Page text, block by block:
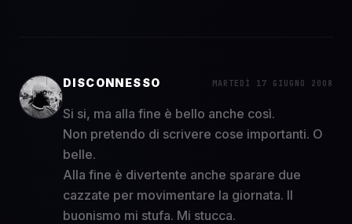
DISCONNESSO MARTEDÌ 17 GIUGNO 2008
Si si, ma alla fine è bello anche così.
Non pretendo di scrivere cose importanti. O
belle.
Alla fine è divertente anche sparare due
cazzate per movimentare la giornata. Il
buonismo mi stufa. Mi stucca.